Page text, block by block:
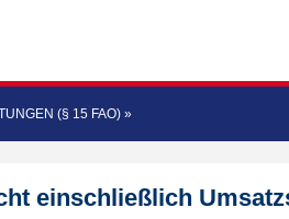
(§ 15 FAO) »
einschließlich